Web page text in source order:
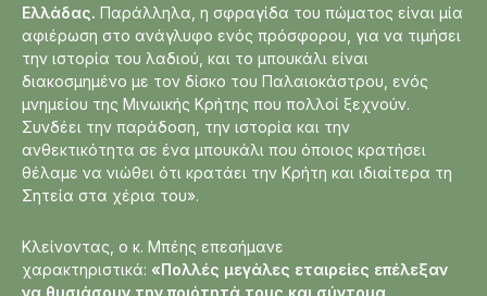
Ελλάδας. Παράλληλα, η σφραγίδα του πώματος είναι μία
αφιέρωση στο ανάγλυφο ενός πρόσφορου, για να τιμήσει
την ιστορία του λαδιού, και το μπουκάλι είναι
διακοσμημένο με τον δίσκο του Παλαιοκάστρου, ενός
μνημείου της Μινωικής Κρήτης που πολλοί ξεχνούν.
Συνδέει την παράδοση, την ιστορία και την
ανθεκτικότητα σε ένα μπουκάλι που όποιος κρατήσει
θέλαμε να νιώθει ότι κρατάει την Κρήτη και ιδιαίτερα τη
Σητεία στα χέρια του».
Κλείνοντας, ο κ. Μπέης επεσήμανε
χαρακτηριστικά: «Πολλές μεγάλες εταιρείες επέλεξαν
να θυσιάσουν την ποιότητά τους και σύντομα